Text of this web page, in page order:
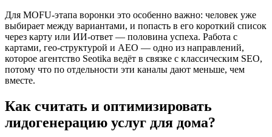
Для MOFU-этапа воронки это особенно важно: человек уже
выбирает между вариантами, и попасть в его короткий список
через карту или ИИ-ответ — половина успеха. Работа с
картами, гео-структурой и AEO — одно из направлений,
которое агентство Seotika ведёт в связке с классическим SEO,
потому что по отдельности эти каналы дают меньше, чем
вместе.
Как считать и оптимизировать
лидогенерацию услуг для дома?